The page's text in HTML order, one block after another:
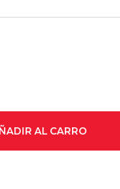
AL CARRO